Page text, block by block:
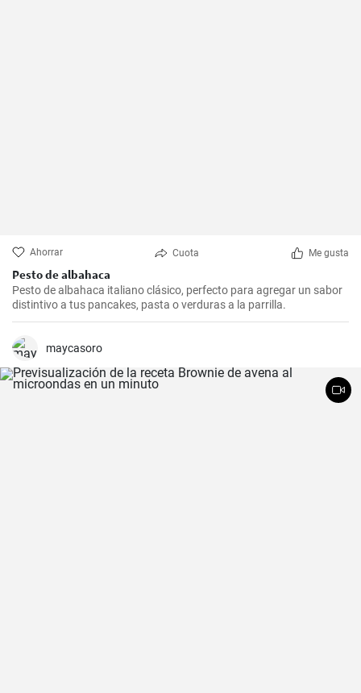
Ahorrar Cuota Me gusta
Pesto de albahaca
Pesto de albahaca italiano clásico, perfecto para agregar un sabor
distintivo a tus pancakes, pasta o verduras a la parrilla.
maycasoro